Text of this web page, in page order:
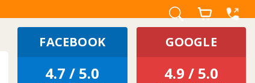
FACEBOOK
4.7 / 5.0
GOOGLE
4.9 / 5.0